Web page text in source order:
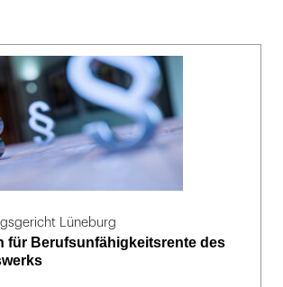
Lüneburg
für Berufsunfähigkeitsrente des